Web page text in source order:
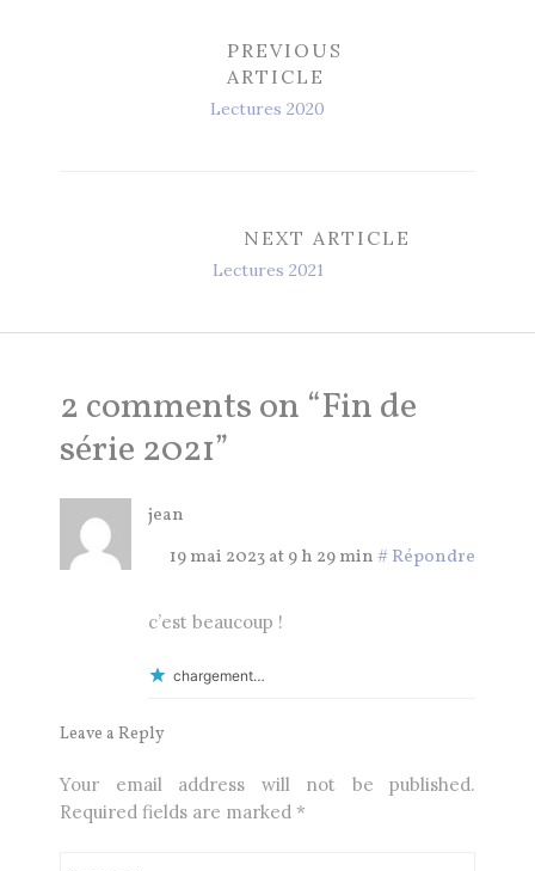
PREVIOUS
ARTICLE
Lectures 2020
NEXT ARTICLE
Lectures 2021
2 comments on “Fin de
série 2021”
jean
19 mai 2023 at 9 h 29 min#Répondre
c’est beaucoup !
chargement…
Leave a Reply
Your email address will not be published.
Required fields are marked *